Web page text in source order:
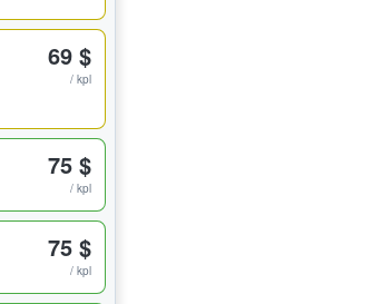
69 $
/ kpl
75 $
/ kpl
75 $
/ kpl